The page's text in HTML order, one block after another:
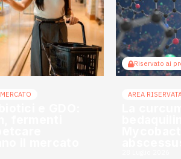
MERCATO
Riservato ai
AREA